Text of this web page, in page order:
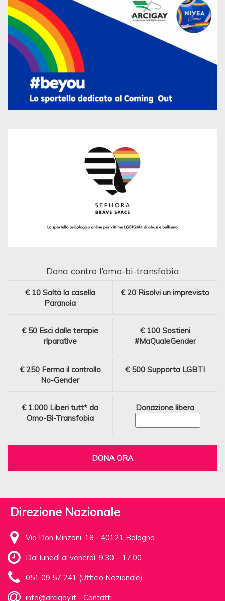
Dona contro l’omo-bi-transfobia
€ 10 Salta la casella
Paranoia
€ 20 Risolvi un imprevisto
€ 50 Esci dalle terapie
riparative
€ 100 Sostieni
#MaQualeGender
€ 250 Ferma il controllo
No-Gender
€ 500 Supporta LGBTI
€ 1.000 Liberi tutt* da
Omo-Bi-Transfobia
Donazione libera
DONA ORA
Direzione Nazionale
Via Don Minzoni, 18 - 40121 Bologna
Dal lunedì al venerdì, 9.30 – 17.00
051 09 57 241 (Ufficio Nazionale)
info@arcigay.it - Contatti